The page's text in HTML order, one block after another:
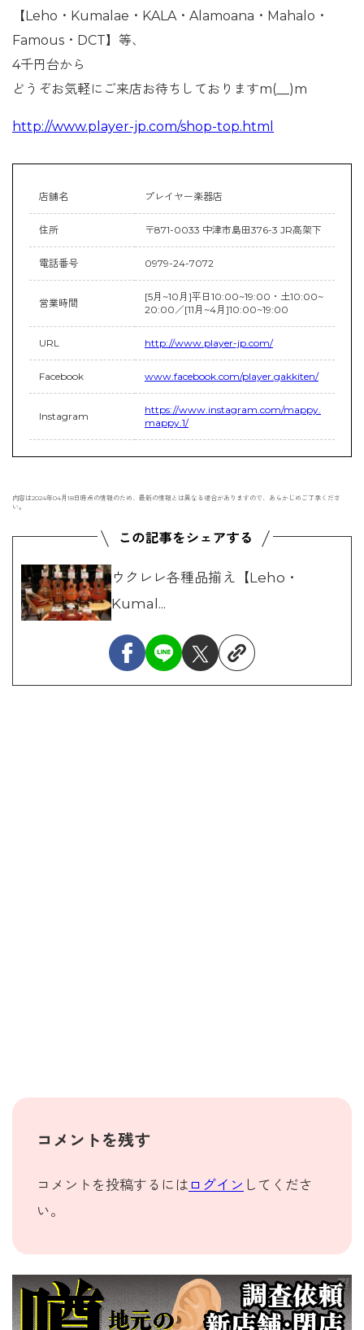
【Leho・Kumalae・KALA・Alamoana・Mahalo・
Famous・DCT】等、
4千円台から
どうぞお気軽にご来店お待ちしておりますm(__)m
http://www.player-jp.com/shop-top.html
店舗名 プレイヤー楽器店
住所 〒871-0033 中津市島田376-3 JR高架下
電話番号 0979-24-7072
営業時間
[5月~10月]平日10:00~19:00・土10:00~
20:00／[11月~4月]10:00~19:00
URL http://www.player-jp.com/
Facebook www.facebook.com/player.gakkiten/
Instagram
https://www.instagram.com/mappy.
mappy.1/
内容は2024年04月18日時点の情報のため、最新の情報とは異なる場合がありますので、あらかじめご了承くださ
い。
ウクレレ各種品揃え【Leho・
Kumal...
コメントを残す
コメントを投稿するには ログイン してくださ
い。